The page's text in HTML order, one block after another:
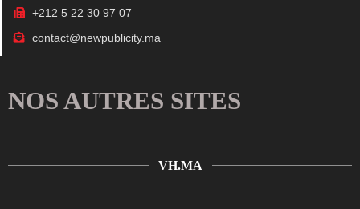
+212 5 22 30 97 07
contact@newpublicity.ma
NOS AUTRES SITES
VH.MA